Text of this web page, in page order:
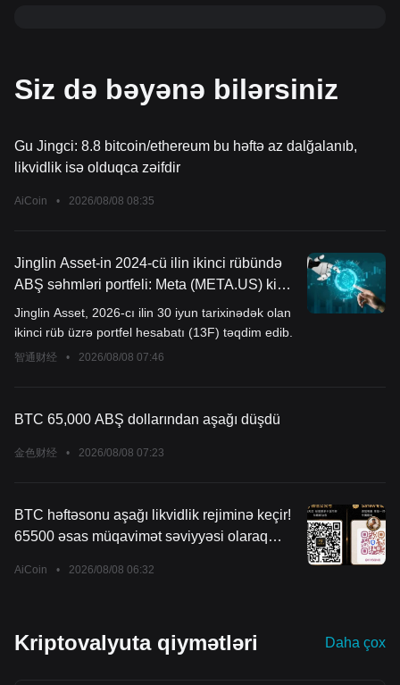
Siz də bəyənə bilərsiniz
Gu Jingci: 8.8 bitcoin/ethereum bu həftə az dalğalanıb,
likvidlik isə olduqca zəifdir
AiCoin • 2026/08/08 08:35
Jinglin Asset-in 2024-cü ilin ikinci rübündə
ABŞ səhmləri portfeli: Meta (META.US) kimi
populyar texnoloji səhmlərdən tamamilə
çıxıb, ASML (ASML.US) kimi süni intellekt
hesablama gücü sənaye zəncir şirkətlərinə
Jinglin Asset, 2026-cı ilin 30 iyun tarixinədək olan
ikinci rüb üzrə portfel hesabatı (13F) təqdim edib.
智通财经 • 2026/08/08 07:46
BTC 65,000 ABŞ dollarından aşağı düşdü
金色财经 • 2026/08/08 07:23
BTC həftəsonu aşağı likvidlik rejiminə keçir!
65500 əsas müqavimət səviyyəsi olaraq
AiCoin • 2026/08/08 06:32
Kriptovalyuta qiymətləri Daha çox